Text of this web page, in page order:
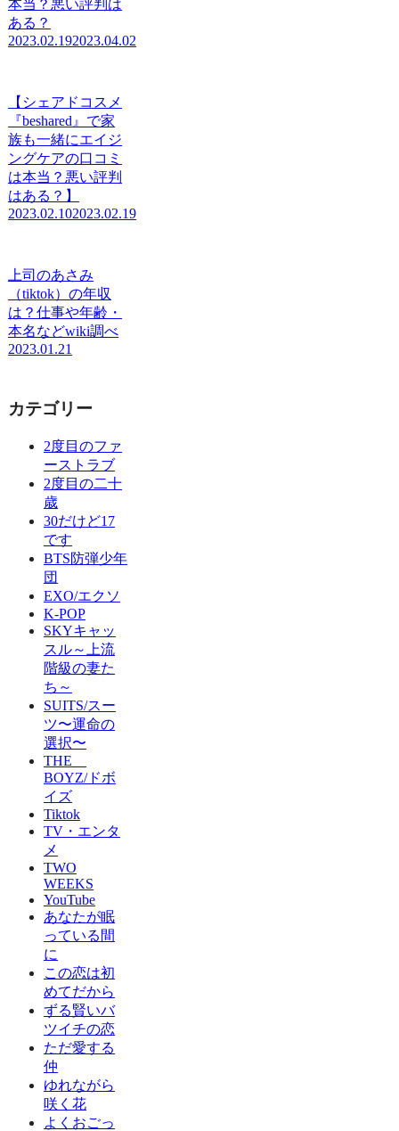
本当？悪い評判は
ある？
2023.02.192023.04.02
【シェアドコスメ
『beshared』で家
族も一緒にエイジ
ングケアの口コミ
は本当？悪い評判
はある？】
2023.02.102023.02.19
上司のあさみ
（tiktok）の年収
は？仕事や年齢・
本名などwiki調べ
2023.01.21
カテゴリー
2度目のファ
ーストラブ
2度目の二十
歳
30だけど17
です
BTS防弾少年
団
EXO/エクソ
K-POP
SKYキャッ
スル～上流
階級の妻た
ち～
SUITS/スー
ツ〜運命の
選択〜
THE
BOYZ/ドボ
イズ
Tiktok
TV・エンタ
メ
TWO
WEEKS
YouTube
あなたが眠
っている間
に
この恋は初
めてだから
ずる賢いバ
ツイチの恋
ただ愛する
仲
ゆれながら
咲く花
よくおごっ